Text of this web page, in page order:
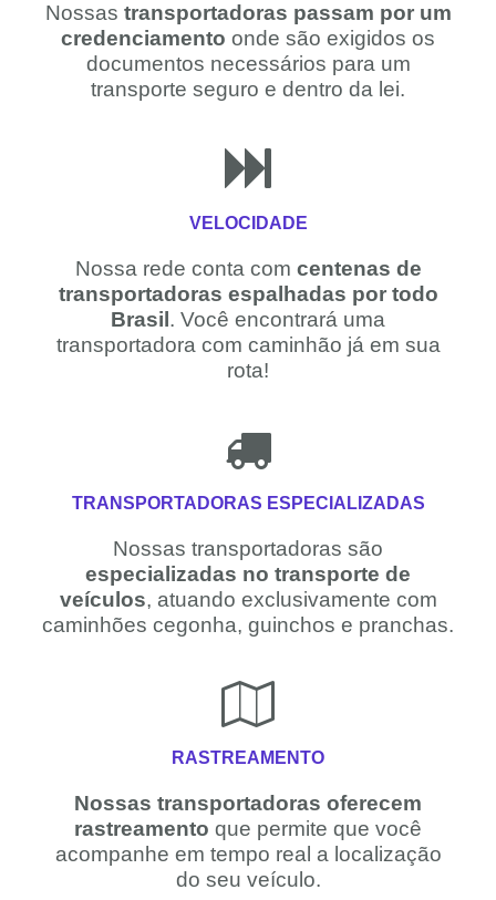
Nossas transportadoras passam por um
credenciamento onde são exigidos os
documentos necessários para um
transporte seguro e dentro da lei.
VELOCIDADE
Nossa rede conta com centenas de
transportadoras espalhadas por todo
Brasil. Você encontrará uma
transportadora com caminhão já em sua
rota!
TRANSPORTADORAS ESPECIALIZADAS
Nossas transportadoras são
especializadas no transporte de
veículos, atuando exclusivamente com
caminhões cegonha, guinchos e pranchas.
RASTREAMENTO
Nossas transportadoras oferecem
rastreamento que permite que você
acompanhe em tempo real a localização
do seu veículo.